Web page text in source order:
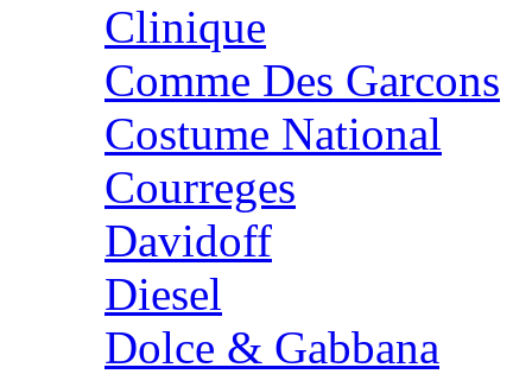
Clinique
Comme Des Garcons
Costume National
Courreges
Davidoff
Diesel
Dolce & Gabbana